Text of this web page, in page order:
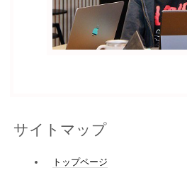
サイトマップ
トップページ